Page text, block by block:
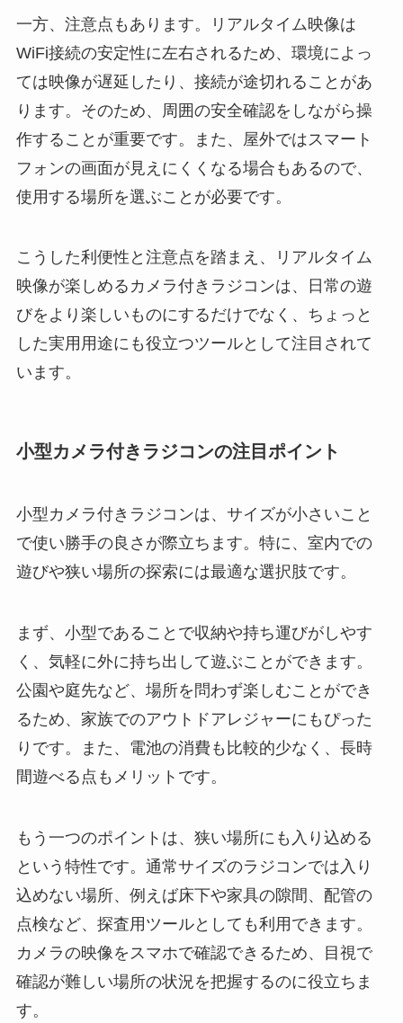
一方、注意点もあります。リアルタイム映像は
WiFi接続の安定性に左右されるため、環境によっ
ては映像が遅延したり、接続が途切れることがあ
ります。そのため、周囲の安全確認をしながら操
作することが重要です。また、屋外ではスマート
フォンの画面が見えにくくなる場合もあるので、
使用する場所を選ぶことが必要です。
こうした利便性と注意点を踏まえ、リアルタイム
映像が楽しめるカメラ付きラジコンは、日常の遊
びをより楽しいものにするだけでなく、ちょっと
した実用用途にも役立つツールとして注目されて
います。
小型カメラ付きラジコンの注目ポイント
小型カメラ付きラジコンは、サイズが小さいこと
で使い勝手の良さが際立ちます。特に、室内での
遊びや狭い場所の探索には最適な選択肢です。
まず、小型であることで収納や持ち運びがしやす
く、気軽に外に持ち出して遊ぶことができます。
公園や庭先など、場所を問わず楽しむことができ
るため、家族でのアウトドアレジャーにもぴった
りです。また、電池の消費も比較的少なく、長時
間遊べる点もメリットです。
もう一つのポイントは、狭い場所にも入り込める
という特性です。通常サイズのラジコンでは入り
込めない場所、例えば床下や家具の隙間、配管の
点検など、探査用ツールとしても利用できます。
カメラの映像をスマホで確認できるため、目視で
確認が難しい場所の状況を把握するのに役立ちま
す。